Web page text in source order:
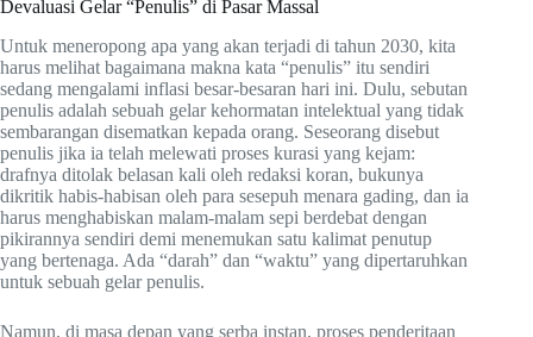
Devaluasi Gelar “Penulis” di Pasar Massal
Untuk meneropong apa yang akan terjadi di tahun 2030, kita
harus melihat bagaimana makna kata “penulis” itu sendiri
sedang mengalami inflasi besar-besaran hari ini. Dulu, sebutan
penulis adalah sebuah gelar kehormatan intelektual yang tidak
sembarangan disematkan kepada orang. Seseorang disebut
penulis jika ia telah melewati proses kurasi yang kejam:
drafnya ditolak belasan kali oleh redaksi koran, bukunya
dikritik habis-habisan oleh para sesepuh menara gading, dan ia
harus menghabiskan malam-malam sepi berdebat dengan
pikirannya sendiri demi menemukan satu kalimat penutup
yang bertenaga. Ada “darah” dan “waktu” yang dipertaruhkan
untuk sebuah gelar penulis.
Namun, di masa depan yang serba instan, proses penderitaan